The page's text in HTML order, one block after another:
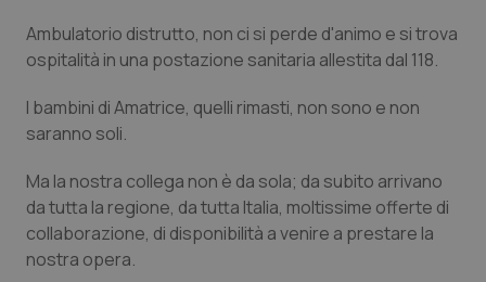
Lazio
Liguria
Marche
Molise
Diabete & glucometri
Disturbi dell’umore
Donna & Salute
Epatiti
Ambulatorio distrutto, non ci si perde d'animo e si trova
ospitalità in una postazione sanitaria allestita dal 118.
I bambini di Amatrice, quelli rimasti, non sono e non
saranno soli.
Ma la nostra collega non è da sola; da subito arrivano
da tutta la regione, da tutta Italia, moltissime offerte di
collaborazione, di disponibilità a venire a prestare la
nostra opera.